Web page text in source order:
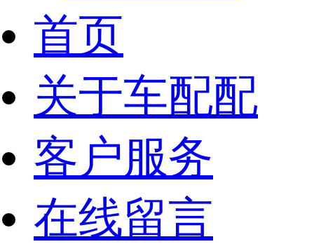
首页
关于车配配
客户服务
在线留言